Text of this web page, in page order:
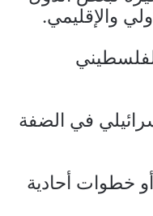
والإقليمي.
في الضفة
خطوات أحادية